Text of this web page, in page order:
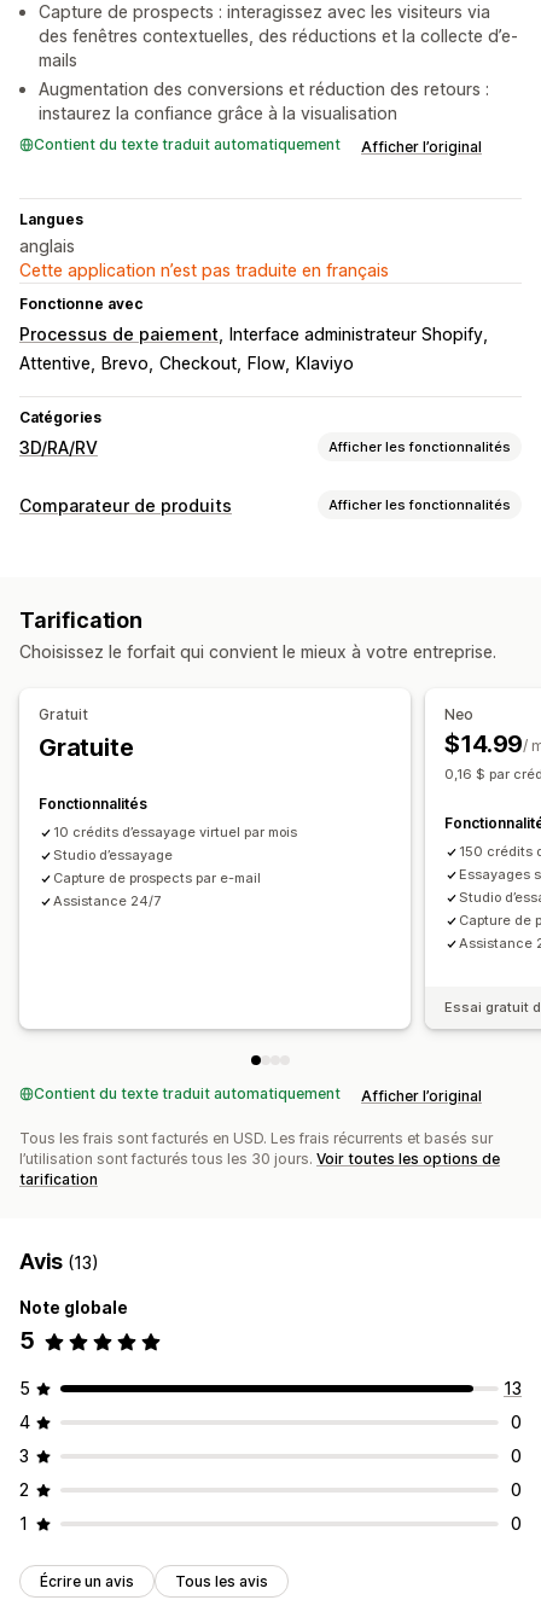
Capture de prospects : interagissez avec les visiteurs via
des fenêtres contextuelles, des réductions et la collecte d’e-
mails
Augmentation des conversions et réduction des retours :
instaurez la confiance grâce à la visualisation
Contient du texte traduit automatiquement Afficher l’original
Langues
anglais
Cette application n’est pas traduite en français
Fonctionne avec
Processus de paiement
Interface administrateur Shopify
Attentive
Brevo Checkout Flow Klaviyo
Catégories
3D/RA/RV Afficher les fonctionnalités
Visualisation
Création de modèles
Importations de fichiers
Image de marque personnalisée
Comparateur de produits Afficher les fonctionnalités
Recommandations basées sur l’IA
Mettre en avant les différences
Images
Tarification
Choisissez le forfait qui convient le mieux à votre entreprise.
Gratuit
Gratuite
Fonctionnalités
10 crédits d’essayage virtuel par mois
Studio d’essayage
Capture de prospects par e-mail
Assistance 24/7
Neo
$14.99/
0,16 $ par
150 crédits
Essayages
Studio
Capture de
Assistance
Essai gratuit
Contient du texte traduit automatiquement Afficher l’original
Tous les frais sont facturés en USD. Les frais récurrents et basés sur
l’utilisation sont facturés tous les 30 jours. Voir toutes les options de
tarification
Avis (13)
Note globale
5
5
13
4
0
3
0
2
0
1
0
Écrire un avis Tous les avis